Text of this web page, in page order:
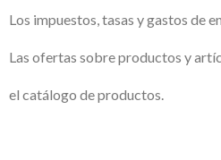
Los impuestos, tasas y gastos de
Las ofertas sobre productos y
el catálogo de productos.